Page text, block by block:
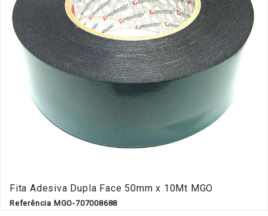
Fita Adesiva Dupla Face 50mm x 10Mt MGO
Referência MGO-707008688